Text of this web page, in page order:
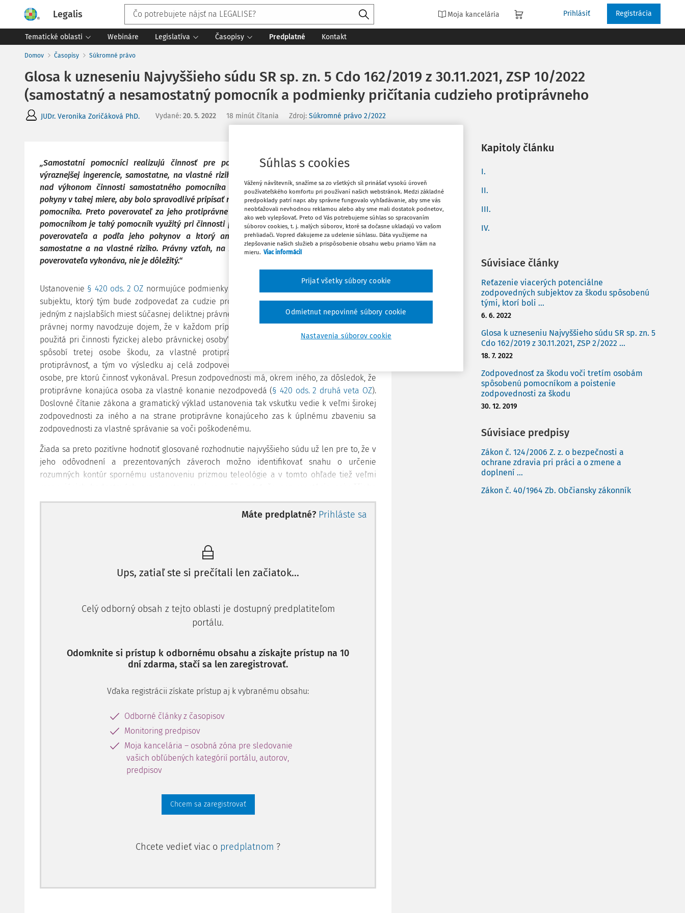
Legalis Moja kancelária Prihlásiť Registrácia
Tematické oblasti Webináre Legislatíva Časopisy Predplatné Kontakt
Domov Časopisy Súkromné právo
Glosa k uzneseniu Najvyššieho súdu SR sp. zn. 5 Cdo 162/2019 z 30.11.2021, ZSP 10/2022
(samostatný a nesamostatný pomocník a podmienky pričítania cudzieho protiprávneho
JUDr. Veronika Zoričáková PhD. Vydané: 20. 5. 2022 18 minút čítania Zdroj: Súkromné právo 2/2022
„Samostatní pomocníci realizujú činnosť pre poverovateľa, robia tak však bez jeho
výraznejšej ingerencie, samostatne, na vlastné riziko a vlastnú zodpovednosť. Poverovateľ
nad výkonom činnosti samostatného pomocníka nevykonávakontrolu a ani neudeľuje
pokyny v takej miere, aby bolo spravodlivé pripísať mu zodpovednosť za protiprávne konanie
pomocníka. Preto poverovateľ za jeho protiprávne konanie nezodpovedá.Nesamostatným
pomocníkom je taký pomocník využitý pri činnosti poverovateľa, ktorý koná pod kontrolou
poverovateľaa podľa jeho pokynov a ktorý ani z pohľadu tretích osôb nevystupuje
samostatne a na vlastné riziko. Právny vzťah, na základe ktorého túto svoju činnosť pre
poverovateľa vykonáva, nie je dôležitý.“
Ustanovenie § 420 ods. 2 OZ normujúce podmienky pričítania protiprávneho konania inému
subjektu, ktorý tým bude zodpovedať za cudzie protiprávne konanie, je - dá sa povedať -
jedným z najslabších miest súčasnej deliktnej právnej úpravy
Občianskeho zákonníka. Znenie
právnej normy navodzuje dojem, že v každom prípade, ak subjekt (slovami zákona "osoba
použitá pri činnosti fyzickej alebo právnickej osoby") vykonáva činnosť pre niekoho iného a
spôsobí tretej osobe škodu, za vlastné protiprávne konanie nezodpovedá, ale jeho
protiprávnosť, a tým vo výsledku aj celá zodpovednosť za spôsobenú škodu, sa pričítava
osobe, pre ktorú činnosť vykonával. Presun zodpovednosti má, okrem iného, za dôsledok, že
protiprávne konajúca osoba za vlastné konanie nezodpovedá (§ 420 ods. 2 druhá veta OZ).
Doslovné čítanie zákona a gramatický výklad ustanovenia tak vskutku vedie k veľmi širokej
zodpovednosti za iného a na strane protiprávne konajúceho zas k úplnému zbaveniu sa
zodpovednosti za vlastné správanie sa voči poškodenému.
Žiada sa preto pozitívne hodnotiť glosované rozhodnutie najvyššieho súdu už len pre to, že v
jeho odôvodnení a prezentovaných záveroch možno identifikovať snahu o určenie
rozumných kontúr spornému ustanoveniu prizmou teleológie a v tomto ohľade tiež veľmi
súdu v glosovanom rozhodnutí je výkladom proti textu zákona, pretože rozsah aplikácie
ustanovenia o pomocníkovi vo významnej miere zužuje, vo svojej podstate ide len o výklad
I.
Glosované rozhodnutie vychádza zo skutkového stavu, ktorý po zjednodušení na účely tejto
na podklade subdodávateľských vzťahov participovalo viacero ďalších subjektov, okrem
iných aj pomocník - samostatne zárobkovo činná osoba, ktorý mal podľa zmluvy s iným
Máte predplatné? Prihláste sa
Ups, zatiaľ ste si prečítali len začiatok...
Celý odborný obsah z tejto oblasti je dostupný predplatiteľom
portálu.
Odomknite si prístup k odbornému obsahu a získajte prístup na 10
dní zdarma, stačí sa len zaregistrovať.
Vďaka registrácii získate prístup aj k vybranému obsahu:
Odborné články z časopisov
Monitoring predpisov
Moja kancelária – osobná zóna pre sledovanie
vašich obľúbených kategórií portálu, autorov,
predpisov
Chcem sa zaregistrovať
Chcete vedieť viac o predplatnom ?
Obľúbené
Zdieľať
Kapitoly článku
I.
II.
III.
IV.
Súvisiace články
Reťazenie viacerých potenciálne
zodpovedných subjektov za škodu spôsobenú
tými, ktorí boli ...
6. 6. 2022
Glosa k uzneseniu Najvyššieho súdu SR sp. zn. 5
Cdo 162/2019 z 30.11.2021, ZSP 2/2022 ...
18. 7. 2022
Zodpovednosť za škodu voči tretím osobám
spôsobenú pomocníkom a poistenie
zodpovednosti za škodu
30. 12. 2019
Súvisiace predpisy
Zákon č. 124/2006 Z. z. o bezpečnosti a
ochrane zdravia pri práci a o zmene a
doplnení ...
Zákon č. 40/1964 Zb. Občiansky zákonník
Súhlas s cookies
Vážený návštevník, snažíme sa zo všetkých síl prinášať vysokú úroveň
používateľského komfortu pri používaní našich webstránok. Medzi základné
predpoklady patrí napr. aby správne fungovalo vyhľadávanie, aby sme vás
neobťažovali nevhodnou reklamou alebo aby sme mali dostatok podnetov,
ako web vylepšovať. Preto od Vás potrebujeme súhlas so spracovaním
súborov cookies, t. j. malých súborov, ktoré sa dočasne ukladajú vo vašom
prehliadači. Vopred ďakujeme za udelenie súhlasu. Dáta využijeme na
zlepšovanie našich služieb a prispôsobenie obsahu webu priamo Vám na
mieru. Viac informácií
Nastavenia súborov cookie
Odmietnut nepovinné súbory cookie
Prijať všetky súbory cookie